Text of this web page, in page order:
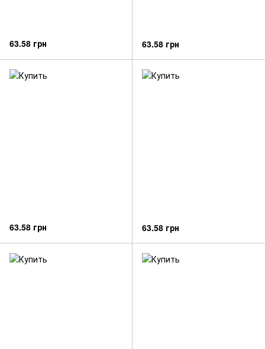
63.58 грн 63.58 грн
63.58 грн 63.58 грн